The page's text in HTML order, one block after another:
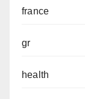
france
gr
health